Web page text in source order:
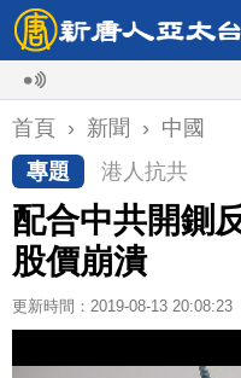
首頁 › 新聞 › 中國
專題
港人抗共
配合中共開鍘
股價崩潰
更新時間：2019-08-13 20:08:23